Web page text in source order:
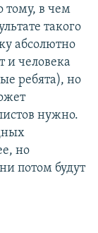
тому, в чем
такого
абсолютно
и человека
ребята), но
нужно.
но
потом будут